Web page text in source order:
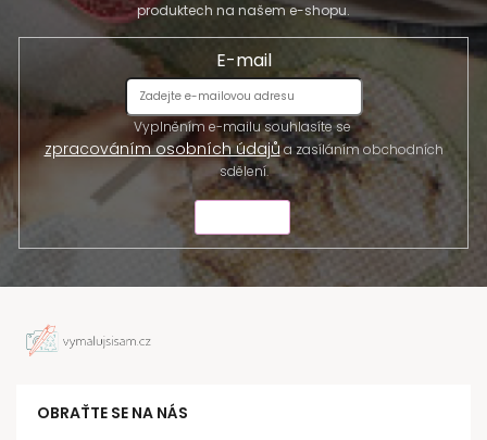
produktech na našem e-shopu.
E-mail
Vyplněním e-mailu souhlasíte se
zpracováním osobních údajůa zasíláním obchodních
sdělení.
OBRAŤTE SE NA NÁS